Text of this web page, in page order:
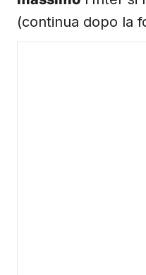
(continua dopo la